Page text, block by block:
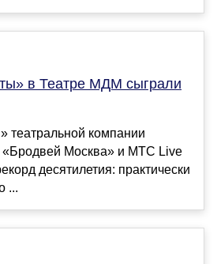
в Театре МДМ сыграли
театральной компании
«Бродвей Москва» и МТС Live
десятилетия: практически
...